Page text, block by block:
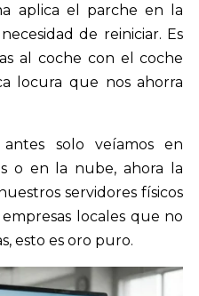
aplica el parche en la
de reiniciar. Es
al coche con el coche
locura que nos ahorra
solo veíamos en
o en la nube, ahora la
servidores físicos
locales que no
esto es oro puro.